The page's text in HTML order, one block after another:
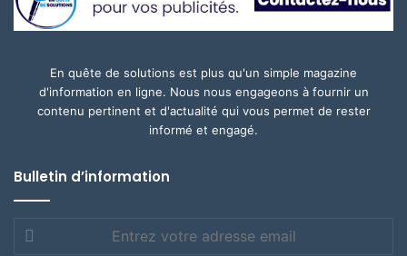
En quête de solutions est plus qu'un simple magazine
d'information en ligne. Nous nous engageons à fournir un
contenu pertinent et d'actualité qui vous permet de rester
informé et engagé.
Bulletin d’information
Entrez
votre